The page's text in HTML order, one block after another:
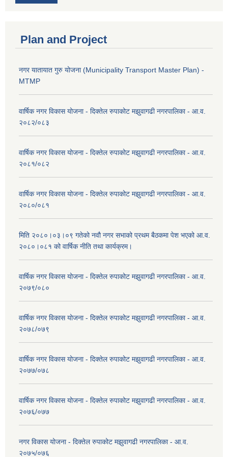
Plan and Project
नगर यातायात गुरु योजना (Municipality Transport Master Plan) -
MTMP
वार्षिक नगर विकास योजना - दिक्तेल रुपाकोट मझुवागढी नगरपालिका - आ.व.
२०८२/०८३
वार्षिक नगर विकास योजना - दिक्तेल रुपाकोट मझुवागढी नगरपालिका - आ.व.
२०८१/०८२
वार्षिक नगर विकास योजना - दिक्तेल रुपाकोट मझुवागढी नगरपालिका - आ.व.
२०८०/०८१
मिति २०८०।०३।०९ गतेको नवौ नगर सभाको प्रथम बैठकमा पेश भएको आ.व.
२०८०।०८१ को वार्षिक नीति तथा कार्यक्रम।
वार्षिक नगर विकास योजना - दिक्तेल रुपाकोट मझुवागढी नगरपालिका - आ.व.
२०७९/०८०
वार्षिक नगर विकास योजना - दिक्तेल रुपाकोट मझुवागढी नगरपालिका - आ.व.
२०७८/०७९
वार्षिक नगर विकास योजना - दिक्तेल रुपाकोट मझुवागढी नगरपालिका - आ.व.
२०७७/०७८
वार्षिक नगर विकास योजना - दिक्तेल रुपाकोट मझुवागढी नगरपालिका - आ.व.
२०७६/०७७
नगर विकास योजना - दिक्तेल रुपाकोट मझुवागढी नगरपालिका - आ.व.
२०७५/०७६